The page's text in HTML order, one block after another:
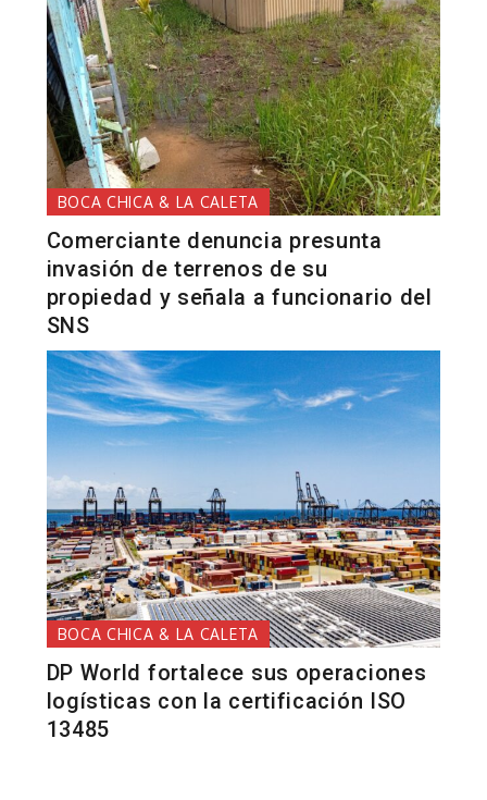
BOCA CHICA & LA CALETA
Comerciante denuncia presunta
invasión de terrenos de su
propiedad y señala a funcionario del
SNS
BOCA CHICA & LA CALETA
DP World fortalece sus operaciones
logísticas con la certificación ISO
13485